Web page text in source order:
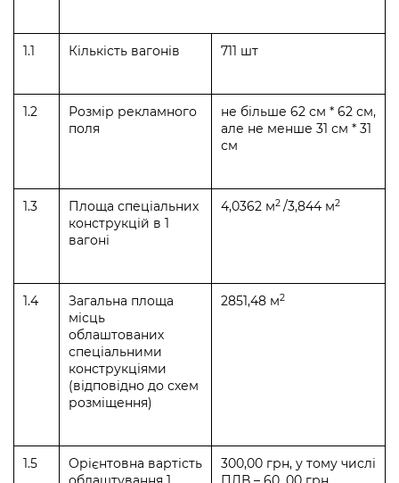
1.1 Кількість вагонів 711 шт
1.2
Розмір рекламного
поля
не більше 62 см * 62 см,
але не менше 31 см * 31
см
1.3
Площа спеціальних
конструкцій в 1
вагоні
4,0362 м2 /3,844 м2
1.4
Загальна площа
місць
облаштованих
спеціальними
конструкціями
(відповідно до схем
розміщення)
2851,48 м2
1.5
Орієнтовна вартість
300,00 грн, у тому числі